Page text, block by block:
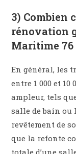
3) Combien
rénovation
Maritime 76
En général, les
entre 1 000 et
ampleur, tels
salle de bain ou
revêtement de
que la refonte